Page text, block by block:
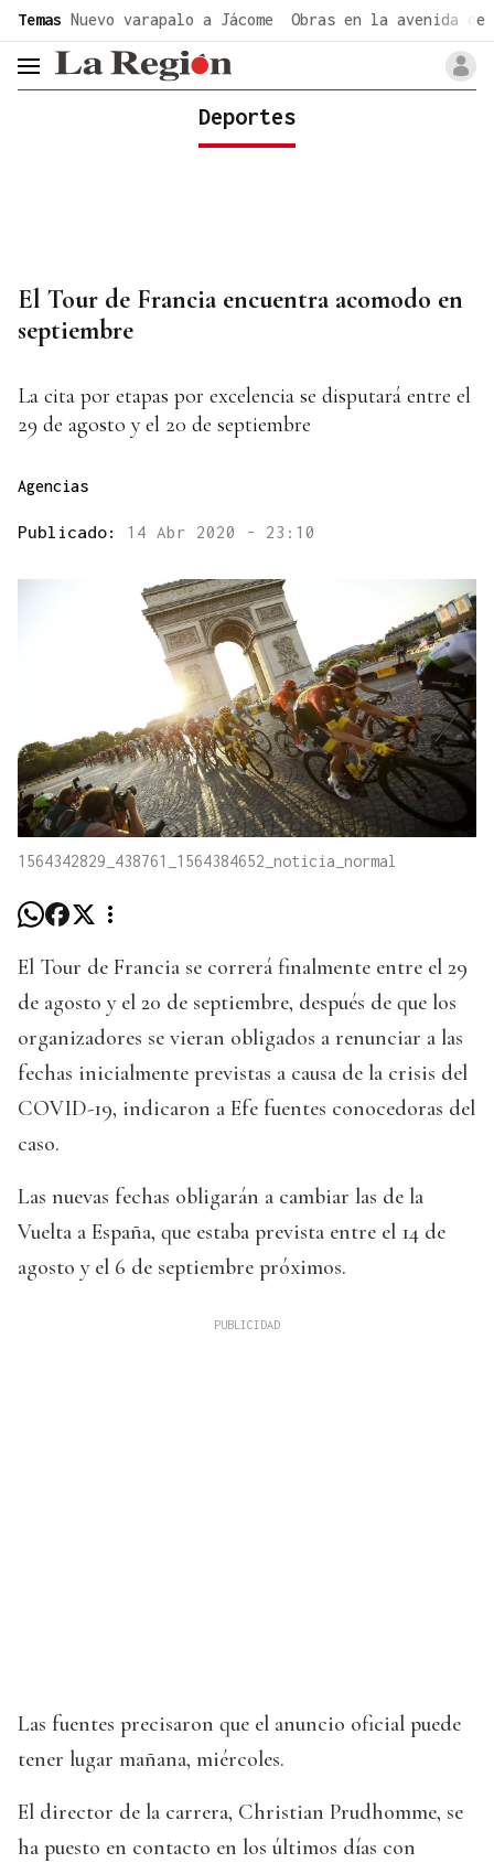
Temas Nuevo varapalo a Jácome Obras en la avenida de
header.menu.open
Deportes
El Tour de Francia encuentra acomodo en
septiembre
La cita por etapas por excelencia se disputará entre el
29 de agosto y el 20 de septiembre
Agencias
Publicado: 14 Abr 2020 - 23:10
1564342829_438761_1564384652_noticia_normal
El Tour de Francia se correrá finalmente entre el 29
de agosto y el 20 de septiembre, después de que los
organizadores se vieran obligados a renunciar a las
fechas inicialmente previstas a causa de la crisis del
COVID-19, indicaron a Efe fuentes conocedoras del
caso.
Las nuevas fechas obligarán a cambiar las de la
Vuelta a España, que estaba prevista entre el 14 de
agosto y el 6 de septiembre próximos.
Las fuentes precisaron que el anuncio oficial puede
tener lugar mañana, miércoles.
El director de la carrera, Christian Prudhomme, se
ha puesto en contacto en los últimos días con